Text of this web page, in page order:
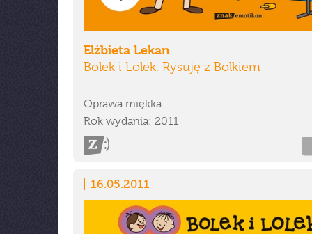
Elżbieta Lekan
Bolek i Lolek. Rysuję z Bolkiem
Oprawa miękka
Rok wydania: 2011
16.05.2011